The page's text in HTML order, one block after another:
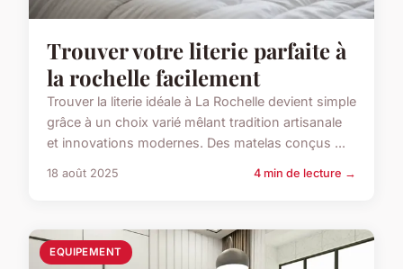
Trouver votre literie parfaite à
la rochelle facilement
Trouver la literie idéale à La Rochelle devient simple
grâce à un choix varié mêlant tradition artisanale
et innovations modernes. Des matelas conçus ...
18 août 2025 4 min de lecture →
EQUIPEMENT